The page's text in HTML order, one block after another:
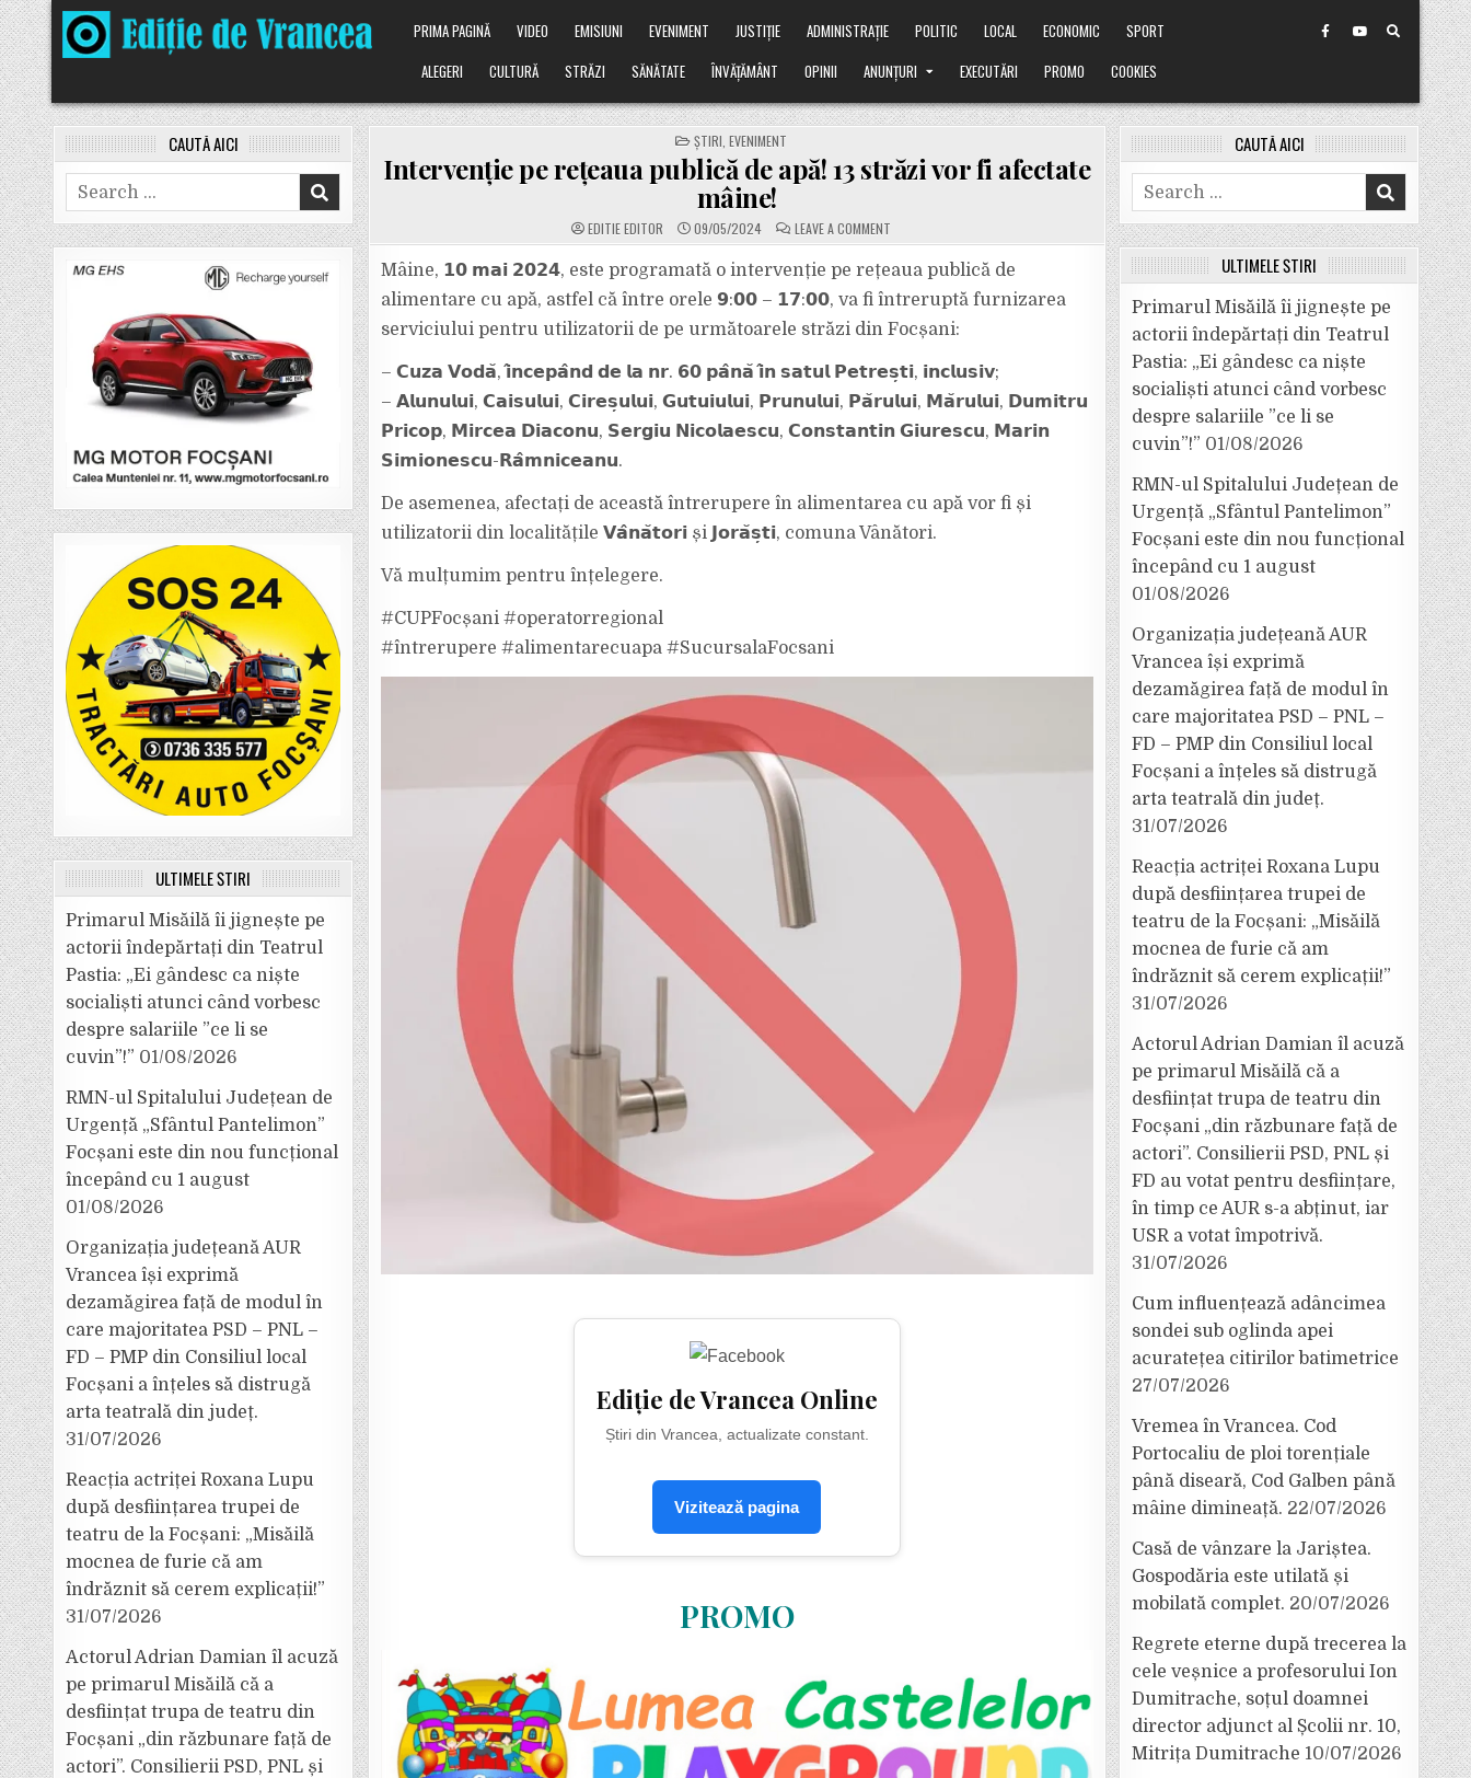
Skip
to
content
PRIMA PAGINĂ VIDEO EMISIUNI EVENIMENT JUSTIȚIE ADMINISTRAȚIE POLITIC LOCAL ECONOMIC
SPORT
ALEGERI
CULTURĂ STRĂZI SĂNĂTATE ÎNVĂȚĂMÂNT OPINII ANUNȚURI EXECUTĂRI PROMO COOKIES
POSTED
IN
ȘTIRI ,EVENIMENT
Intervenție pe rețeaua publică de apă! 13 străzi vor fi afectate
mâine!
EDITIE EDITOR 09/05/2024 LEAVE A COMMENT
INTERVENȚIE
REȚEAUA
PUBLICĂ
DE
APĂ!
13
STRĂZI
AFECTATE
MÂINE!
Mâine, 𝟭𝟬 𝗺𝗮𝗶 𝟮𝟬𝟮𝟰, este programată o intervenție pe rețeaua publică de
alimentare cu apă, astfel că între orele 𝟵:𝟬𝟬 – 𝟭𝟳:𝟬𝟬, va fi întreruptă furnizarea
serviciului pentru utilizatorii de pe următoarele străzi din Focșani:
– 𝗖𝘂𝘇𝗮 𝗩𝗼𝗱𝗮̆, 𝗶̂𝗻𝗰𝗲𝗽𝗮̂𝗻𝗱 𝗱𝗲 𝗹𝗮 𝗻𝗿. 𝟲𝟬 𝗽𝗮̂𝗻𝗮̆ 𝗶̂𝗻 𝘀𝗮𝘁𝘂𝗹 𝗣𝗲𝘁𝗿𝗲𝘀̦𝘁𝗶, 𝗶𝗻𝗰𝗹𝘂𝘀𝗶𝘃;
– 𝗔𝗹𝘂𝗻𝘂𝗹𝘂𝗶, 𝗖𝗮𝗶𝘀𝘂𝗹𝘂𝗶, 𝗖𝗶𝗿𝗲𝘀̦𝘂𝗹𝘂𝗶, 𝗚𝘂𝘁𝘂𝗶𝘂𝗹𝘂𝗶, 𝗣𝗿𝘂𝗻𝘂𝗹𝘂𝗶, 𝗣𝗮̆𝗿𝘂𝗹𝘂𝗶, 𝗠𝗮̆𝗿𝘂𝗹𝘂𝗶, 𝗗𝘂𝗺𝗶𝘁𝗿𝘂
𝗣𝗿𝗶𝗰𝗼𝗽, 𝗠𝗶𝗿𝗰𝗲𝗮 𝗗𝗶𝗮𝗰𝗼𝗻𝘂, 𝗦𝗲𝗿𝗴𝗶𝘂 𝗡𝗶𝗰𝗼𝗹𝗮𝗲𝘀𝗰𝘂, 𝗖𝗼𝗻𝘀𝘁𝗮𝗻𝘁𝗶𝗻 𝗚𝗶𝘂𝗿𝗲𝘀𝗰𝘂, 𝗠𝗮𝗿𝗶𝗻
𝗦𝗶𝗺𝗶𝗼𝗻𝗲𝘀𝗰𝘂-𝗥𝗮̂𝗺𝗻𝗶𝗰𝗲𝗮𝗻𝘂.
De asemenea, afectați de această întrerupere în alimentarea cu apă vor fi și
utilizatorii din localitățile 𝗩𝗮̂𝗻𝗮̆𝘁𝗼𝗿𝗶 și 𝗝𝗼𝗿𝗮̆𝘀̦𝘁𝗶, comuna Vânători.
Vă mulțumim pentru înțelegere.
#CUPFocșani #operatorregional
#întrerupere #alimentarecuapa #SucursalaFocsani
Ediție de Vrancea Online
Știri din Vrancea, actualizate constant.
Vizitează pagina
PROMO
CAUTĂ AICI
Search
for:
ULTIMELE ȘTIRI
Primarul Misăilă îi jignește pe
actorii îndepărtați din Teatrul
Pastia: „Ei gândesc ca niște
socialiști atunci când vorbesc
despre salariile ”ce li se
cuvin”!” 01/08/2026
RMN-ul Spitalului Județean de
Urgență „Sfântul Pantelimon”
Focșani este din nou funcțional
începând cu 1 august
01/08/2026
Organizația județeană AUR
Vrancea își exprimă
dezamăgirea față de modul în
care majoritatea PSD – PNL –
FD – PMP din Consiliul local
Focșani a înțeles să distrugă
arta teatrală din județ.
31/07/2026
Reacția actriței Roxana Lupu
după desființarea trupei de
teatru de la Focșani: „Misăilă
mocnea de furie că am
îndrăznit să cerem explicații!”
31/07/2026
Actorul Adrian Damian îl acuză
pe primarul Misăilă că a
desființat trupa de teatru din
Focșani „din răzbunare față de
actori”. Consilierii PSD, PNL și
CAUTĂ AICI
Search
for:
ULTIMELE ȘTIRI
Primarul Misăilă îi jignește pe
actorii îndepărtați din Teatrul
Pastia: „Ei gândesc ca niște
socialiști atunci când vorbesc
despre salariile ”ce li se
cuvin”!” 01/08/2026
RMN-ul Spitalului Județean de
Urgență „Sfântul Pantelimon”
Focșani este din nou funcțional
începând cu 1 august
01/08/2026
Organizația județeană AUR
Vrancea își exprimă
dezamăgirea față de modul în
care majoritatea PSD – PNL –
FD – PMP din Consiliul local
Focșani a înțeles să distrugă
arta teatrală din județ.
31/07/2026
Reacția actriței Roxana Lupu
după desființarea trupei de
teatru de la Focșani: „Misăilă
mocnea de furie că am
îndrăznit să cerem explicații!”
31/07/2026
Actorul Adrian Damian îl acuză
pe primarul Misăilă că a
desființat trupa de teatru din
Focșani „din răzbunare față de
actori”. Consilierii PSD, PNL și
FD au votat pentru desființare,
în timp ce AUR s-a abținut, iar
USR a votat împotrivă.
31/07/2026
Cum influențează adâncimea
sondei sub oglinda apei
acuratețea citirilor batimetrice
27/07/2026
Vremea în Vrancea. Cod
Portocaliu de ploi torențiale
până diseară, Cod Galben până
mâine dimineață. 22/07/2026
Casă de vânzare la Jariștea.
Gospodăria este utilată și
mobilată complet. 20/07/2026
Regrete eterne după trecerea la
cele veșnice a profesorului Ion
Dumitrache, soțul doamnei
director adjunct al Școlii nr. 10,
Mitrița Dumitrache 10/07/2026